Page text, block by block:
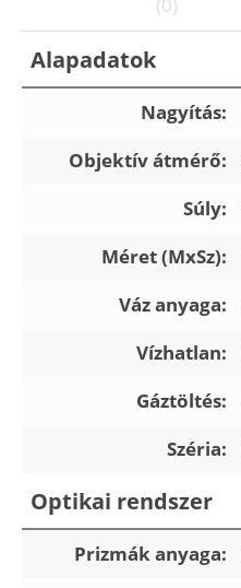
(0)
Alapadatok
Nagyítás:
Objektív átmérő:
Súly:
Méret (MxSz):
Váz anyaga:
Vízhatlan:
Gáztöltés:
Széria:
Optikai rendszer
Prizmák anyaga: